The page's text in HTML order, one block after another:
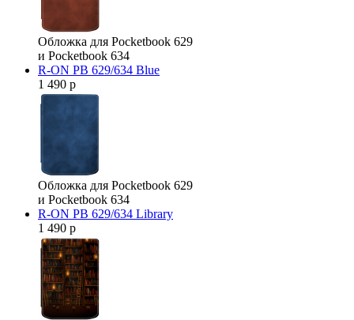
Обложка для Pocketbook 629
и Pocketbook 634
R-ON PB 629/634 Blue
1 490 р
Обложка для Pocketbook 629
и Pocketbook 634
R-ON PB 629/634 Library
1 490 р